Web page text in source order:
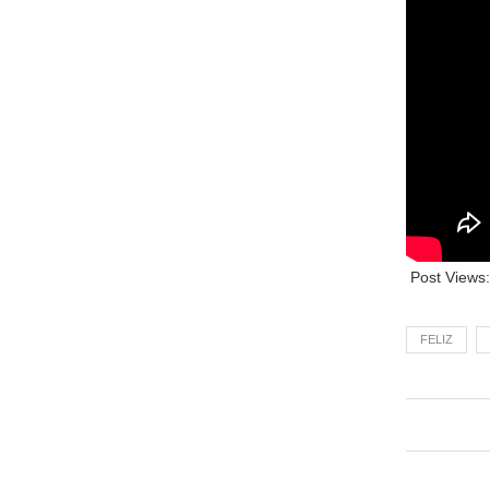
Post Views:
FELIZ